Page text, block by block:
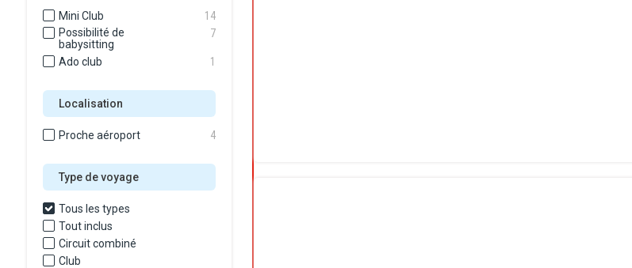
Mini Club
14
Possibilité de
babysitting
7
Ado club 1
Localisation
Proche aéroport 4
Type de voyage
Tous les types
Tout inclus
Circuit combiné
Club